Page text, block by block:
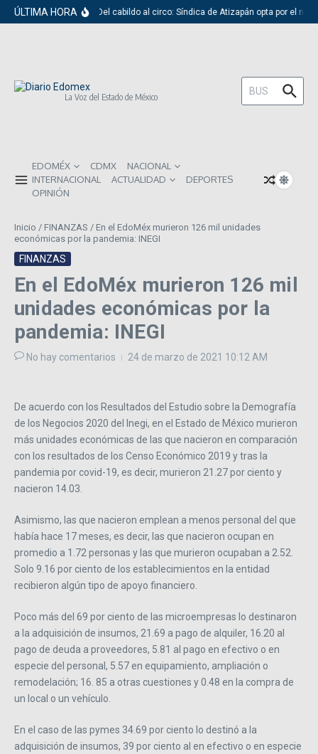
Saltar al contenido
ÚLTIMA HORA Del cabildo al circo: Síndica de Atizapán opta por el
La Voz del Estado de México
Buscar:
EDOMÉX CDMX
NACIONAL
INTERNACIONAL
ACTUALIDAD
DEPORTES
OPINIÓN
Inicio / FINANZAS / En el EdoMéx murieron 126 mil unidades
económicas por la pandemia: INEGI
FINANZAS
En el EdoMéx murieron 126 mil
unidades económicas por la
pandemia: INEGI
No hay comentarios 24 de marzo de 2021 10:12 AM
De acuerdo con los Resultados del Estudio sobre la Demografía
de los Negocios 2020 del Inegi, en el Estado de México murieron
más unidades económicas de las que nacieron en comparación
con los resultados de los Censo Económico 2019 y tras la
pandemia por covid-19, es decir, murieron 21.27 por ciento y
nacieron 14.03.
Asimismo, las que nacieron emplean a menos personal del que
había hace 17 meses, es decir, las que nacieron ocupan en
promedio a 1.72 personas y las que murieron ocupaban a 2.52.
Solo 9.16 por ciento de los establecimientos en la entidad
recibieron algún tipo de apoyo financiero.
Poco más del 69 por ciento de las microempresas lo destinaron
a la adquisición de insumos, 21.69 a pago de alquiler, 16.20 al
pago de deuda a proveedores, 5.81 al pago en efectivo o en
especie del personal, 5.57 en equipamiento, ampliación o
remodelación; 16. 85 a otras cuestiones y 0.48 en la compra de
un local o un vehículo.
En el caso de las pymes 34.69 por ciento lo destinó a la
adquisición de insumos, 39 por ciento al en efectivo o en especie